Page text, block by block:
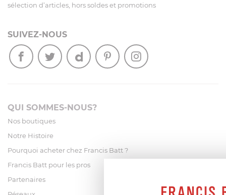
sélection d’articles, hors soldes et promotions
SUIVEZ-NOUS
QUI SOMMES-NOUS?
Nos boutiques
Notre Histoire
Pourquoi acheter chez Francis Batt ?
Francis Batt pour les pros
Partenaires